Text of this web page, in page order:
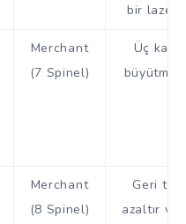
bir lazer
Merchant
(7 Spinel)
Üç
büyütme
Merchant
(8 Spinel)
Geri
azaltır ve